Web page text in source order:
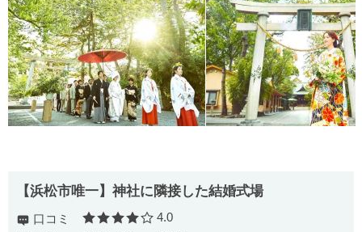
【浜松市唯一】神社に隣接した結婚式場
口コミ 口コミ評価
4.0